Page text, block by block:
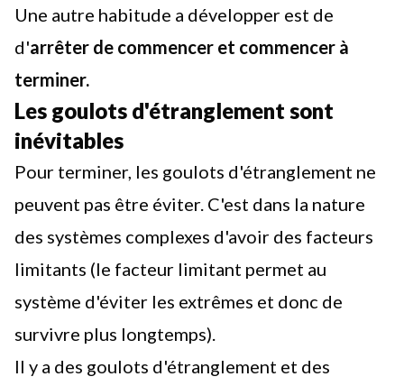
Une autre habitude a développer est de
d'arrêter de commencer et commencer à
terminer.
Les goulots d'étranglement sont
inévitables
Pour terminer, les goulots d'étranglement ne
peuvent pas être éviter. C'est dans la nature
des systèmes complexes d'avoir des facteurs
limitants (le facteur limitant permet au
système d'éviter les extrêmes et donc de
survivre plus longtemps).
Il y a des goulots d'étranglement et des